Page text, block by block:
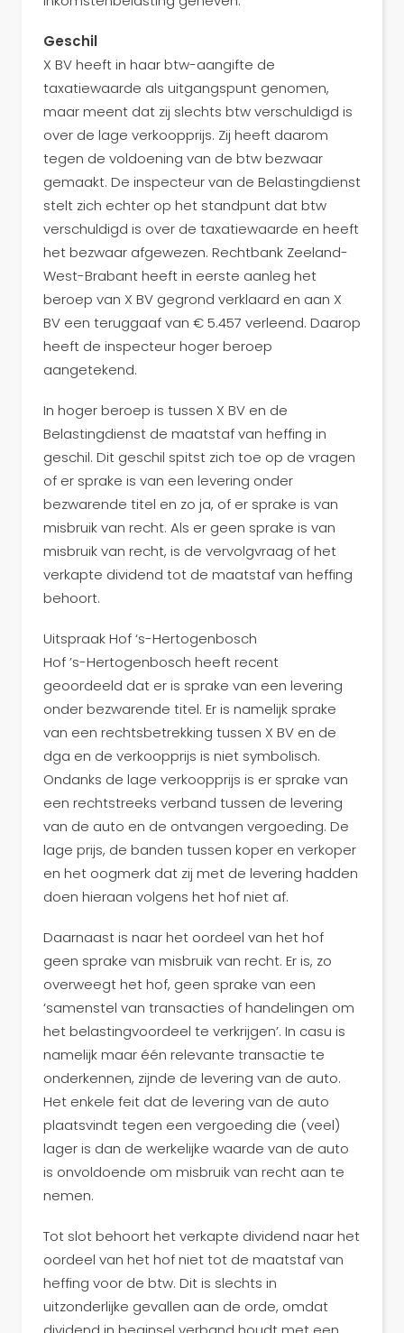
Geschil
X BV heeft in haar btw-aangifte de
taxatiewaarde als uitgangspunt genomen,
maar meent dat zij slechts btw verschuldigd is
over de lage verkoopprijs. Zij heeft daarom
tegen de voldoening van de btw bezwaar
gemaakt. De inspecteur van de Belastingdienst
stelt zich echter op het standpunt dat btw
verschuldigd is over de taxatiewaarde en heeft
het bezwaar afgewezen. Rechtbank Zeeland-
West-Brabant heeft in eerste aanleg het
beroep van X BV gegrond verklaard en aan X
BV een teruggaaf van € 5.457 verleend. Daarop
heeft de inspecteur hoger beroep
aangetekend.
In hoger beroep is tussen X BV en de
Belastingdienst de maatstaf van heffing in
geschil. Dit geschil spitst zich toe op de vragen
of er sprake is van een levering onder
bezwarende titel en zo ja, of er sprake is van
misbruik van recht. Als er geen sprake is van
misbruik van recht, is de vervolgvraag of het
verkapte dividend tot de maatstaf van heffing
behoort.
Uitspraak Hof ‘s-Hertogenbosch
Hof ’s-Hertogenbosch heeft recent
geoordeeld dat er is sprake van een levering
onder bezwarende titel. Er is namelijk sprake
van een rechtsbetrekking tussen X BV en de
dga en de verkoopprijs is niet symbolisch.
Ondanks de lage verkoopprijs is er sprake van
een rechtstreeks verband tussen de levering
van de auto en de ontvangen vergoeding. De
lage prijs, de banden tussen koper en verkoper
en het oogmerk dat zij met de levering hadden
doen hieraan volgens het hof niet af.
Daarnaast is naar het oordeel van het hof
geen sprake van misbruik van recht. Er is, zo
overweegt het hof, geen sprake van een
‘samenstel van transacties of handelingen om
het belastingvoordeel te verkrijgen’. In casu is
namelijk maar één relevante transactie te
onderkennen, zijnde de levering van de auto.
Het enkele feit dat de levering van de auto
plaatsvindt tegen een vergoeding die (veel)
lager is dan de werkelijke waarde van de auto
is onvoldoende om misbruik van recht aan te
nemen.
Tot slot behoort het verkapte dividend naar het
oordeel van het hof niet tot de maatstaf van
heffing voor de btw. Dit is slechts in
uitzonderlijke gevallen aan de orde, omdat